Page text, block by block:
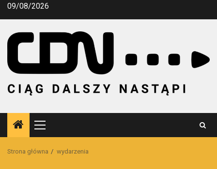
Przejdź
09/08/2026
Menu
główne
Strona główna wydarzenia